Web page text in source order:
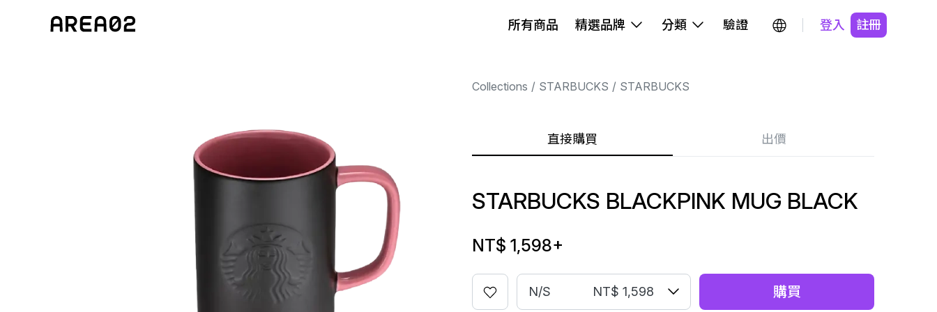
所有商品 精選品牌 分類 驗證 登入 註冊
Collections STARBUCKS STARBUCKS
直接購買 出價
STARBUCKS BLACKPINK MUG BLACK
NT$ 1,598+
N/S NT$ 1,598 購買